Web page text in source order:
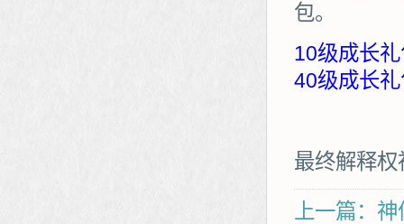
包。
10级成长
40级成长
最终解释
上一篇：